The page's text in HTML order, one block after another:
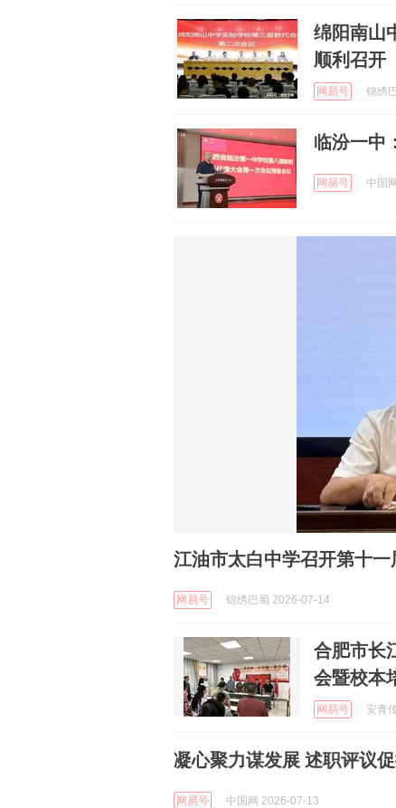
绵阳南山
顺利召开
网易号 锦绣
临汾一中
网易号 中国
江油市太白中学召开第十
网易号 锦绣巴蜀 2026-07-14
合肥市长
会暨校本
网易号 安青
凝心聚力谋发展 述职评议
网易号 中国网 2026-07-13